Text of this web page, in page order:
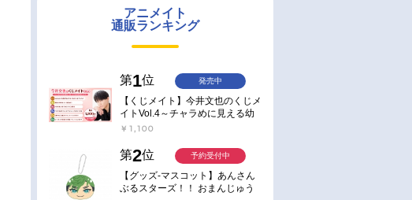
アニメイト
通販ランキング
第1位
【くじメイト】今井文也のくじメ
イトVol.4～チャラめに見える幼
馴染、実は一途で独占欲が強いん
￥1,100
発売中
第2位
【グッズ-マスコット】あんさん
ぶるスターズ！！ おまんじゅう
予約受付中